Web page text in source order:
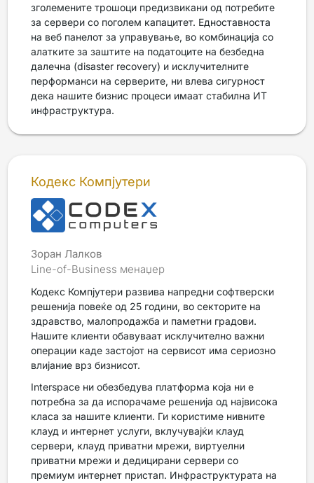
зголемените трошоци предизвикани од потребите
за сервери со поголем капацитет. Едноставноста
на веб панелот за управување, во комбинација со
алатките за заштите на податоците на безбедна
далечна (disaster recovery) и исклучителните
перформанси на серверите, ни влева сигурност
дека нашите бизнис процеси имаат стабилна ИТ
инфраструктура.
Кодекс Компјутери
Зоран Лалков
Line-of-Business менаџер
Кодекс Компјутери развива напредни софтверски
решенија повеќе од 25 години, во секторите на
здравство, малопродажба и паметни градови.
Нашите клиенти обавуваат исклучително важни
операции каде застојот на сервисот има сериозно
влијание врз бизнисот.
Interspace ни обезбедува платформа која ни е
потребна за да испорачаме решенија од највисока
класа за нашите клиенти. Ги користиме нивните
клауд и интернет услуги, вклучувајќи клауд
сервери, клауд приватни мрежи, виртуелни
приватни мрежи и дедицирани сервери со
премиум интернет пристап. Инфраструктурата на